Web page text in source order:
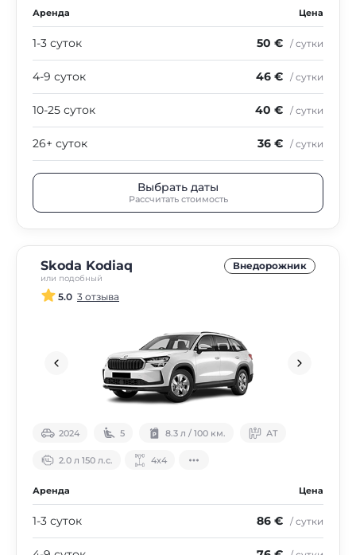
Аренда Цена
1-3 суток 50 € / сутки
4-9 суток 46 € / сутки
10-25 суток 40 € / сутки
26+ суток 36 € / сутки
Выбрать даты
Рассчитать стоимость
Skoda Kodiaq
или подобный
Внедорожник
5.0 3 отзыва
2024 5 8.3 л / 100 км. АТ
2.0 л 150 л.с. 4х4
Аренда Цена
1-3 суток 86 € / сутки